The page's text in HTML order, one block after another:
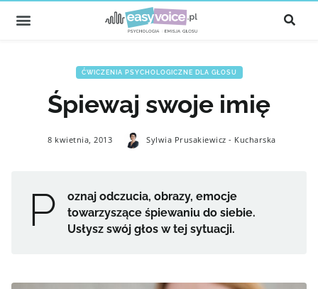
ĆWICZENIA PSYCHOLOGICZNE DLA GŁOSU
Śpiewaj swoje imię
8 kwietnia, 2013 Sylwia Prusakiewicz - Kucharska
P
oznaj odczucia, obrazy, emocje
towarzyszące śpiewaniu do siebie.
Usłysz swój głos w tej sytuacji.